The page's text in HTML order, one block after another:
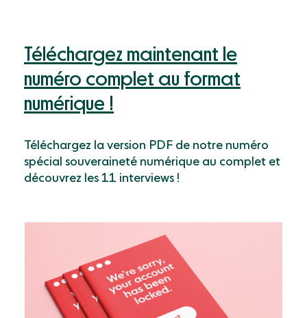
Téléchargez maintenant le
numéro complet au format
numérique !
Téléchargez la version PDF de notre numéro
spécial souveraineté numérique au complet et
découvrez les 11 interviews !